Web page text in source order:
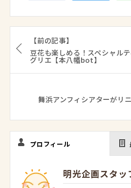
【前の記事】
豆花も楽しめる！スペシャル
グリエ【本八幡bot】
舞浜アンフィシアターがリ
プロフィール
明光企画スタッ